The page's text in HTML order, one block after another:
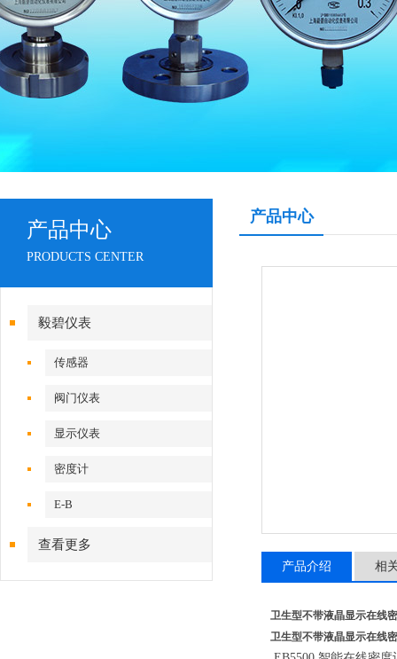
产品中心
PRODUCTS CENTER
毅碧仪表
传感器
阀门仪表
显示仪表
密度计
E-B
查看更多
产品中心
产品介绍 相
卫生型不带液晶显示在线
卫生型不带液晶显示在线